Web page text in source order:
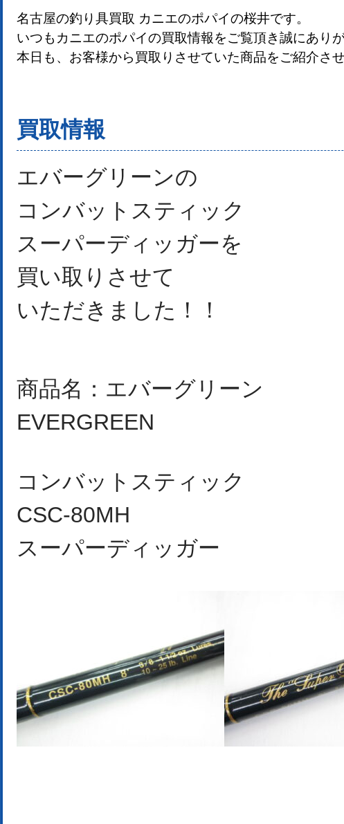
名古屋の釣り具買取 カニエのポパイの桜井です。
いつもカニエのポパイの買取情報をご覧頂き誠にあり
本日も、お客様から買取りさせていた商品をご紹介させ
買取情報
エバーグリーンの
コンバットスティック
スーパーディッガーを
買い取りさせて
いただきました！
！
商品名：エバーグリーン
EVERGREEN
コンバットスティック
CSC-80MH
スーパーディッガー